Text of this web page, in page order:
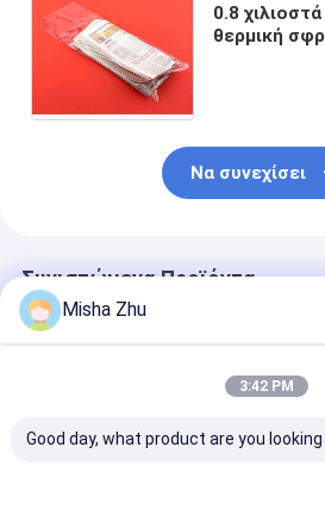
0.8
θερμική
Να συνεχίσει
Συνιστώμενα Προϊόντα
Misha Zhu
3:42 PM
Good day, what product are you